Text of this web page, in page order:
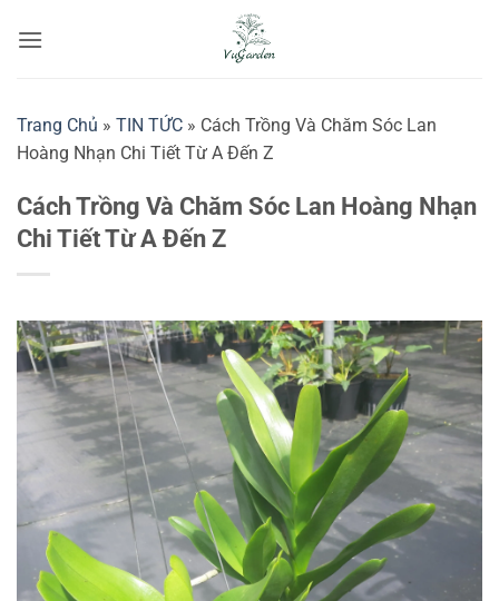
qua
Trang Chủ » TIN TỨC » Cách Trồng Và Chăm Sóc Lan
Hoàng Nhạn Chi Tiết Từ A Đến Z
Cách Trồng Và Chăm Sóc Lan Hoàng Nhạn
Chi Tiết Từ A Đến Z